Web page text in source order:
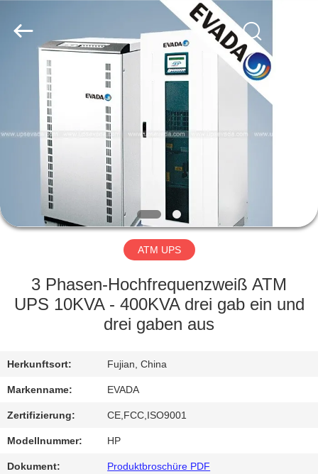
HAUS
PRODUKTE
ÜBER
FABRIK-
QUALITÄTSKONTROLLE
SIE
MIT
UNS
IN
VERBINDUNG
Co.,Ltd..
ATM UPS
3 Phasen-Hochfrequenzweiß ATM
UPS 10KVA - 400KVA drei gab ein und
drei gaben aus
Herkunftsort: Fujian, China
Markenname: EVADA
Zertifizierung: CE,FCC,ISO9001
Modellnummer: HP
Dokument: Produktbroschüre PDF